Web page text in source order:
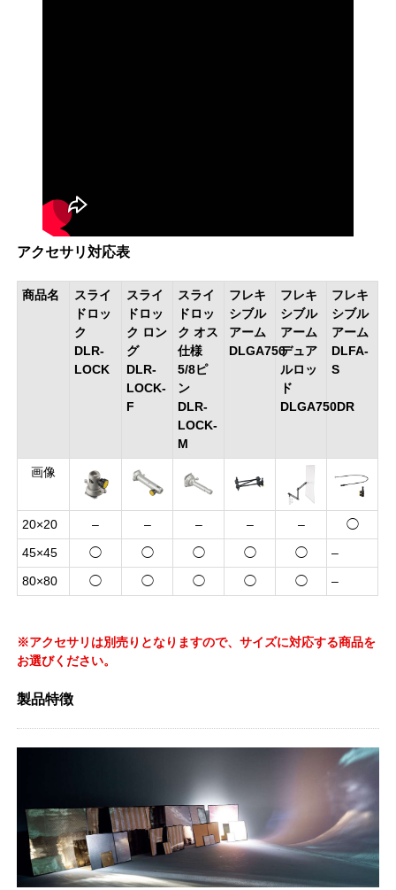
アクセサリ対応表
商品名
スライ
ドロッ
ク
DLR-
LOCK
スライ
ドロッ
ク ロン
グ
DLR-
LOCK-
F
スライ
ドロッ
ク オス
仕様
5/8ピ
ン
DLR-
LOCK-
M
フレキ
シブル
アーム
DLGA750
フレキ
シブル
アーム
デュア
ルロッ
ド
DLGA750DR
フレキ
シブル
アーム
DLFA-
S
画像
20×20 – – – – –
◯
45×45
◯ ◯ ◯ ◯ ◯
–
80×80
◯ ◯ ◯ ◯ ◯ –
※アクセサリは別売りとなりますので、サイズに対応する商品を
お選びください。
製品特徴